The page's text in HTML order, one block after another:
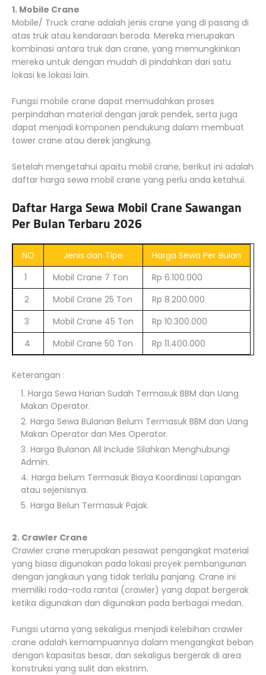
1. Mobile Crane
Mobile/ Truck crane adalah jenis crane yang di pasang di
atas truk atau kendaraan beroda. Mereka merupakan
kombinasi antara truk dan crane, yang memungkinkan
mereka untuk dengan mudah di pindahkan dari satu
lokasi ke lokasi lain.
Fungsi mobile crane dapat memudahkan proses
perpindahan material dengan jarak pendek, serta juga
dapat menjadi komponen pendukung dalam membuat
tower crane atau derek jangkung.
Setelah mengetahui apaitu mobil crane, berikut ini adalah
daftar harga sewa mobil crane yang perlu anda ketahui.
Daftar Harga Sewa Mobil Crane Sawangan
Per Bulan Terbaru 2026
NO Jenis dan Tipe
Harga Sewa Per Bulan
1
Mobil Crane 7 Ton
Rp 6.100.000
2
Mobil Crane 25 Ton
Rp 8.200.000
3
Mobil Crane 45 Ton
Rp 10.300.000
4
Mobil Crane 50 Ton Rp 11.400.000
Keterangan :
Harga Sewa Harian Sudah Termasuk BBM dan Uang
Makan Operator.
Harga Sewa Bulanan Belum Termasuk BBM dan Uang
Makan Operator dan Mes Operator.
Harga Bulanan All Include Silahkan Menghubungi
Admin.
Harga belum Termasuk Biaya Koordinasi Lapangan
atau sejenisnya.
Harga Belun Termasuk Pajak.
2. Crawler Crane
Crawler crane merupakan pesawat pengangkat material
yang biasa digunakan pada lokasi proyek pembangunan
dengan jangkaun yang tidak terlalu panjang. Crane ini
memiliki roda-roda rantai (crawler) yang dapat bergerak
ketika digunakan dan digunakan pada berbagai medan.
Fungsi utama yang sekaligus menjadi kelebihan crawler
crane adalah kemampuannya dalam mengangkat beban
dengan kapasitas besar, dan sekaligus bergerak di area
konstruksi yang sulit dan ekstrim.